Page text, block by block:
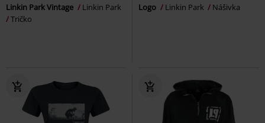
Linkin Park Vintage
Linkin Park
Tričko
Logo Linkin Park Nášivka